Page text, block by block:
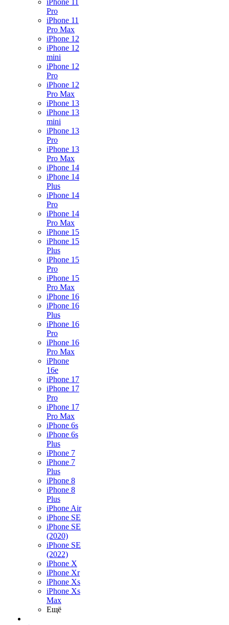
iPhone 11
Pro
iPhone 11
Pro Max
iPhone 12
iPhone 12
mini
iPhone 12
Pro
iPhone 12
Pro Max
iPhone 13
iPhone 13
mini
iPhone 13
Pro
iPhone 13
Pro Max
iPhone 14
iPhone 14
Plus
iPhone 14
Pro
iPhone 14
Pro Max
iPhone 15
iPhone 15
Plus
iPhone 15
Pro
iPhone 15
Pro Max
iPhone 16
iPhone 16
Plus
iPhone 16
Pro
iPhone 16
Pro Max
iPhone
16e
iPhone 17
iPhone 17
Pro
iPhone 17
Pro Max
iPhone 6s
iPhone 6s
Plus
iPhone 7
iPhone 7
Plus
iPhone 8
iPhone 8
Plus
iPhone Air
iPhone SE
iPhone SE
(2020)
iPhone SE
(2022)
iPhone X
iPhone Xr
iPhone Xs
iPhone Xs
Max
Ещё